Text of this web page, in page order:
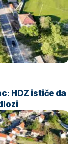
HDZ ističe da